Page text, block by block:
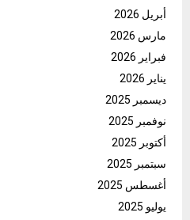
أبريل 2026
مارس 2026
فبراير 2026
يناير 2026
ديسمبر 2025
نوفمبر 2025
أكتوبر 2025
سبتمبر 2025
أغسطس 2025
يوليو 2025